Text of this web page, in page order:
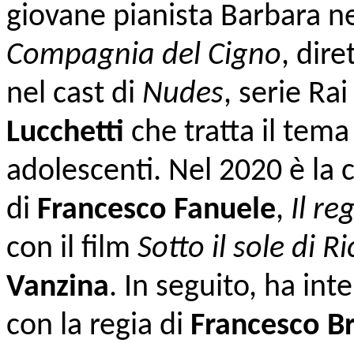
giovane pianista Barbara
Compagnia del Cigno,
nel cast di Nudes, serie
Lucchetti che tratta il
adolescenti. Nel 2020 è
di Francesco Fanuele, Il
con il film Sotto il sole di
Vanzina. In seguito, ha
con la regia di Francesco